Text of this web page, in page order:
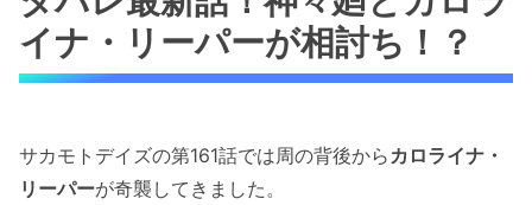
イナ・リーパーが相討ち！？
サカモトデイズの第161話では周の背後から カロライナ・
リーパーが奇襲してきました。